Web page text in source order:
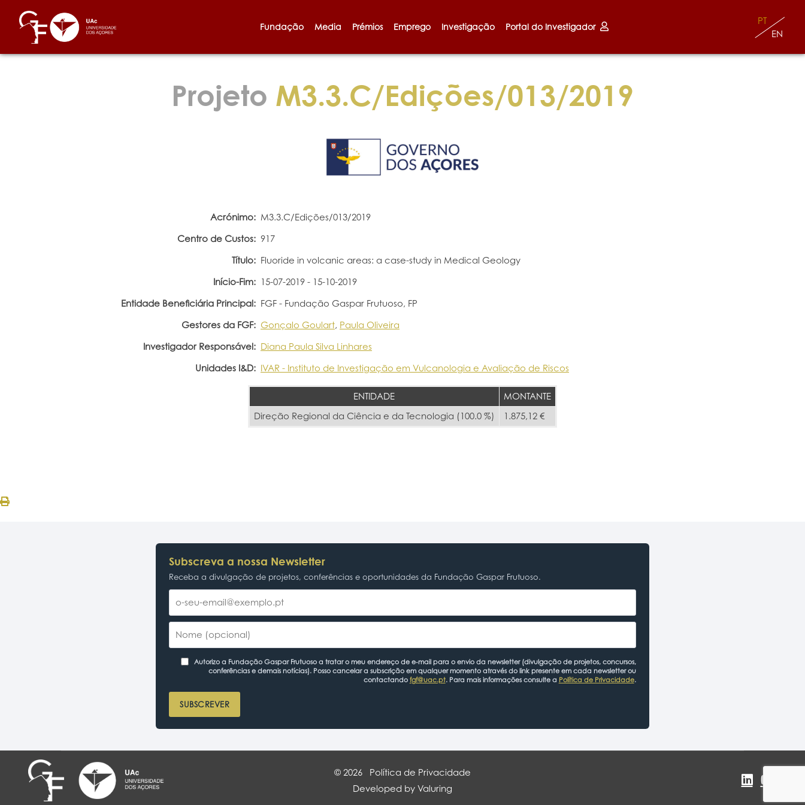
Fundação Media Prémios Emprego Investigação Portal do Investigador
EN
PT
Projeto M3.3.C/Edições/013/2019
Acrónimo: M3.3.C/Edições/013/2019
Centro de Custos: 917
Título: Fluoride in volcanic areas: a case-study in Medical Geology
Início-Fim: 15-07-2019 - 15-10-2019
Entidade Beneficiária Principal: FGF - Fundação Gaspar Frutuoso, FP
Gestores da FGF: Gonçalo Goulart, Paula Oliveira
Investigador Responsável: Diana Paula Silva Linhares
Unidades I&D: IVAR - Instituto de Investigação em Vulcanologia e Avaliação de Riscos
ENTIDADE
MONTANTE
Direção Regional da Ciência e da Tecnologia (100.0 %)
1.875,12 €
Subscreva a nossa Newsletter
Receba a divulgação de projetos, conferências e oportunidades da Fundação Gaspar Frutuoso.
Autorizo a Fundação Gaspar Frutuoso a tratar o meu endereço de e-mail para o envio da newsletter (divulgação de projetos, concursos,
conferências e demais notícias). Posso cancelar a subscrição em qualquer momento através do link presente em cada newsletter ou
contactando fgf@uac.pt. Para mais informações consulte a Política de Privacidade.
SUBSCREVER
© 2026 Política de Privacidade
Developed by Valuring